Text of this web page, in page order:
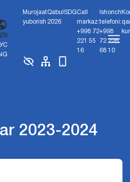
Murojaat
yuborish
Qabul
2026
SDGCall
markaz:
+998 72
221 55
16
Ishonch
telefoni:
+998
72 226
68 10
2023-2024